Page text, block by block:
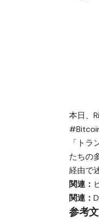
本日、
「ト
たちの
経由で
関連：
関連：
参考